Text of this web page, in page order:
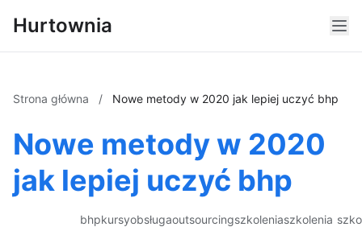
Hurtownia
Strona główna / Nowe metody w 2020 jak lepiej uczyć bhp
Nowe metody w 2020
jak lepiej uczyć bhp
bhpkursyobsługaoutsourcingszkoleniaszkolenia